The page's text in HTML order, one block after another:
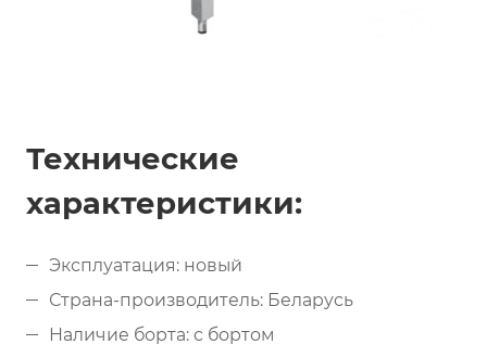
Технические
характеристики:
Эксплуатация: новый
Страна-производитель: Беларусь
Наличие борта: с бортом